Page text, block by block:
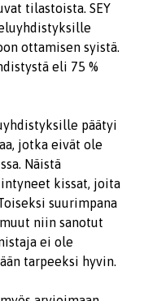
tilastoista. SEY
ottamisen syistä.
eli 75 %
päätyi
jotka eivät ole
Näistä
kissat, joita
suurimpana
niin sanotut
ei ole
tarpeeksi hyvin.